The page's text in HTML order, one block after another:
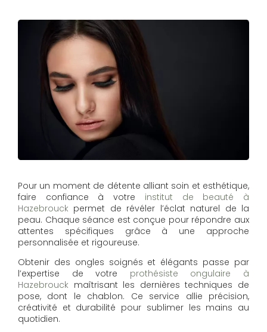
Pour un moment de détente alliant soin et esthétique,
faire confiance à votre institut de beauté à
Hazebrouck permet de révéler l’éclat naturel de la
peau. Chaque séance est conçue pour répondre aux
attentes spécifiques grâce à une approche
personnalisée et rigoureuse.
Obtenir des ongles soignés et élégants passe par
l’expertise de votre prothésiste ongulaire à
Hazebrouck maîtrisant les dernières techniques de
pose, dont le chablon. Ce service allie précision,
créativité et durabilité pour sublimer les mains au
quotidien.